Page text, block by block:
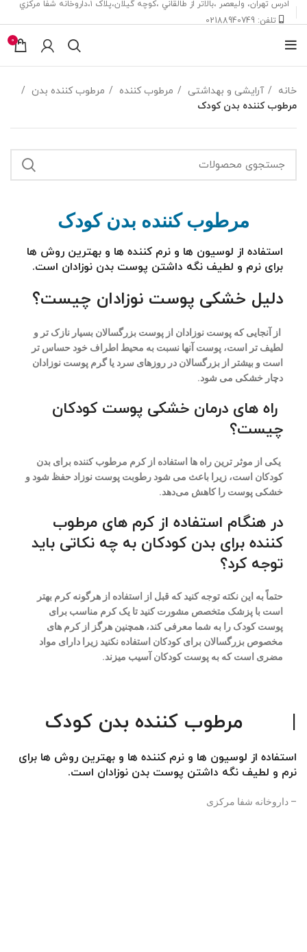
ادرس تهران، ‎وليعصر ،بالاتر از طالقاني ،كوچه گيلان،پلاک ۱،داروخانه شفا مركزي
تلفن: 02188940749
0
خانه آرایشی و بهداشتی مرطوب کننده
مرطوب کننده بدن
مرطوب کننده بدن کودک
مرطوب کننده بدن کودک
استفاده از لوسیون ها و نرم کننده ها و بهترین روش ها
برای نرم و لطیف نگه داشتن پوست بدن نوزادان است.
دلیل خشکی پوست نوزادان چیست؟
از آنجایی که پوست نوزادان از پوست بزرگسالان بسیار نازک تر و
لطیف تر است، پوست آنها نسبت به محیط اطراف خود حساس تر
است و بیشتر از بزرگسالان در روزهای سرد یا گرم پوست نوزادان
دچار خشکی می شود.
راه های درمان خشکی پوست کودکان
چیست؟
یکی از موثر ترین راه ها استفاده از کرم مرطوب کننده برای بدن
کودکان است، زیرا باعث می شود رطوبت پوست نوزاد حفظ شود و
خشکی پوست را کاهش می‌دهد.
در هنگام استفاده از کرم های مرطوب
کننده برای بدن کودکان به چه نکاتی باید
توجه کرد؟
حتماً به این نکته توجه کنید که قبل از استفاده از هرگونه کرم بهتر
است با پزشک متخصص مشورت کنید تا یک کرم مناسب برای
پوست کودک را به شما معرفی کند، همچنین هرگز از کرم های
مخصوص بزرگسالان برای کودکان استفاده نکنید زیرا دارای مواد
مضری است که به پوست کودکان آسیب میزند.
| مرطوب کننده بدن کودک
استفاده از لوسیون ها و نرم کننده ها و بهترین روش ها برای
نرم و لطیف نگه داشتن پوست بدن نوزادان است.
– داروخانه شفا مرکزی